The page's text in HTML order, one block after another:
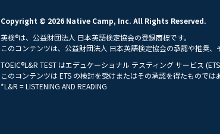
Copyright © 2026 Native Camp, Inc. All Rights Reserved.
英検®は、公益財団法人 日本英語検定協会の登録商標です。
このコンテンツは、公益財団法人 日本英語検定協会の承認や推奨、
TOEIC®L&R TEST はエデュケーショナル テスティング サービス
このコンテンツは ETS の検討を受けまたはその承認を得たものでは
*L&R = LISTENING AND READING